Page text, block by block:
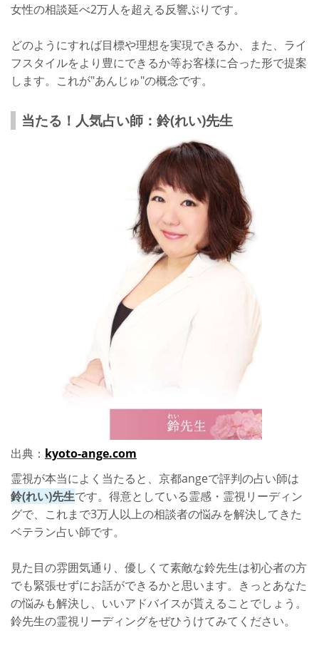
店舗詳細
まとめ
女性の相談延べ2万人を超える反響ぶりです。
どのようにすれば目標や理想を実現できるか、また、ライ
フスタイルをより豊にできるか等お客様に合った形で提案
します。これが"あんじゅ"の概念です。
当たる！人気占い師：鈴(れい)先生
出典： kyoto-ange.com
霊視が本当によく当たると、京都angeで評判の占い師は
鈴(れい)先生です。得意としている霊感・霊視リーディン
グで、これまで3万人以上の相談者の悩みを解決してきた
ベテラン占い師です。
見た目の雰囲気通り、優しくて素敵な鈴先生は初心者の方
でも緊張せずにお話ができるかと思います。きっとあなた
の悩みも解決し、いいアドバイスが貰えることでしょう。
鈴先生の霊視リーディングをぜひうけてみてください。